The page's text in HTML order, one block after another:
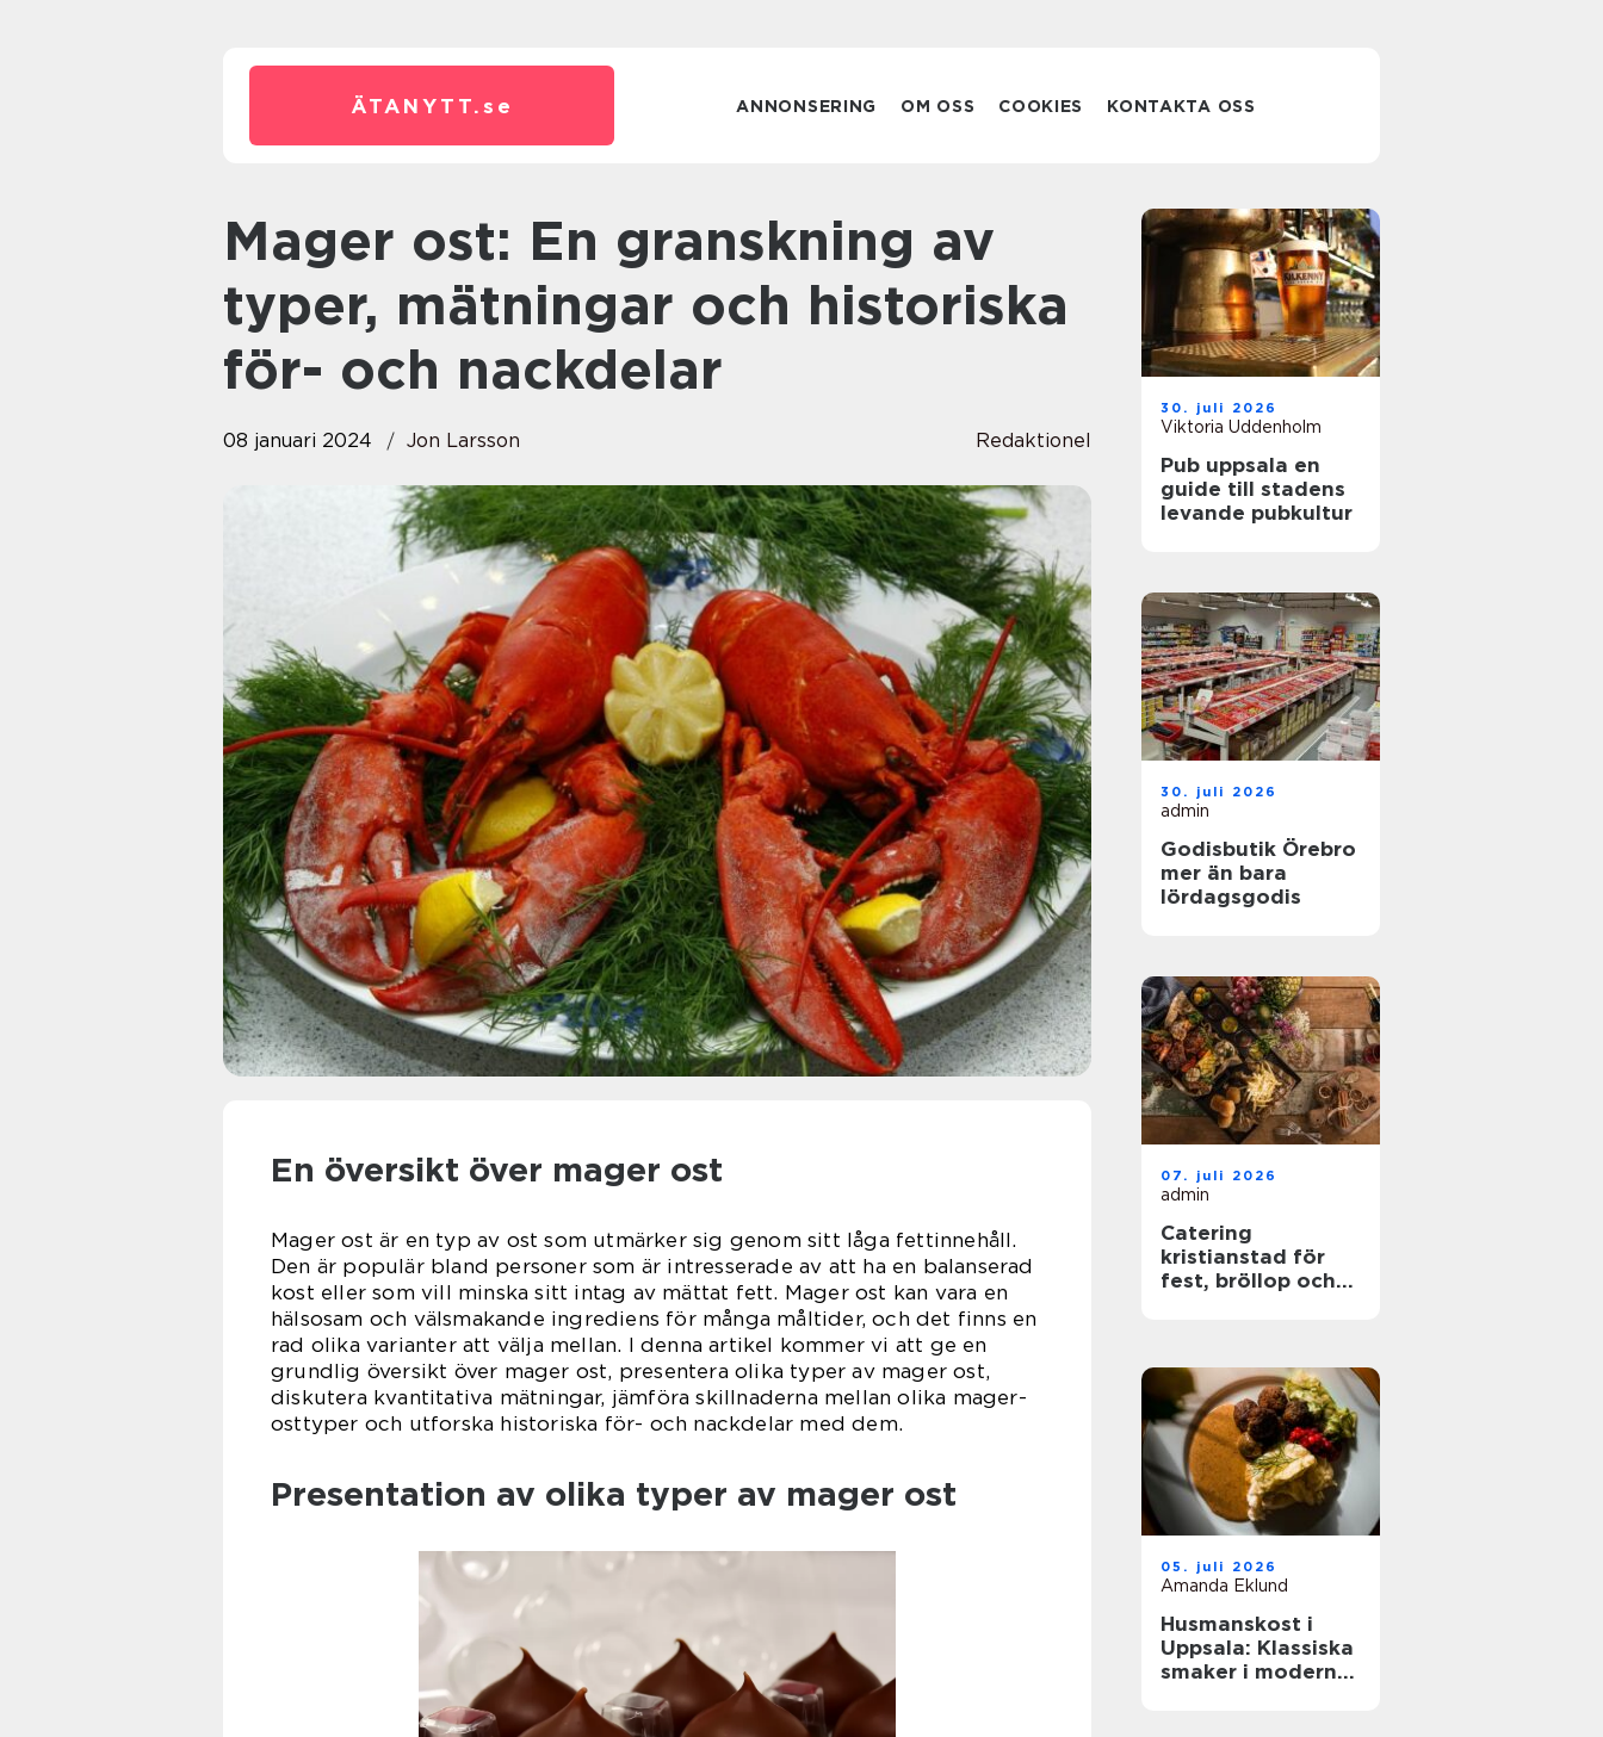
ÄTANYTT. se ANNONSERING OM OSS COOKIES KONTAKTA OSS
Mager ost: En granskning av
typer, mätningar och historiska
för- och nackdelar
08 januari 2024 Jon Larsson Redaktionel
En översikt över mager ost
Mager ost är en typ av ost som utmärker sig genom sitt låga fettinnehåll.
Den är populär bland personer som är intresserade av att ha en balanserad
kost eller som vill minska sitt intag av mättat fett. Mager ost kan vara en
hälsosam och välsmakande ingrediens för många måltider, och det finns en
rad olika varianter att välja mellan. I denna artikel kommer vi att ge en
grundlig översikt över mager ost, presentera olika typer av mager ost,
diskutera kvantitativa mätningar, jämföra skillnaderna mellan olika mager-
osttyper och utforska historiska för- och nackdelar med dem.
Presentation av olika typer av mager ost
30. juli 2026
Viktoria Uddenholm
Pub uppsala en
guide till stadens
levande pubkultur
30. juli 2026
admin
Godisbutik Örebro
mer än bara
lördagsgodis
07. juli 2026
admin
Catering
kristianstad för
fest, bröllop och
05. juli 2026
Amanda Eklund
Husmanskost i
Uppsala: Klassiska
smaker i modern